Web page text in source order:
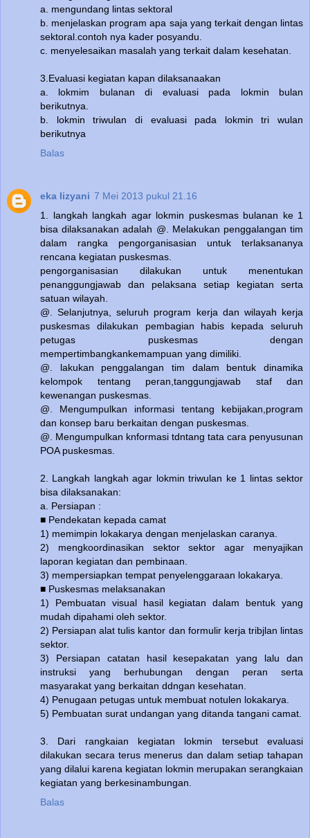
a. mengundang lintas sektoral
b. menjelaskan program apa saja yang terkait dengan lintas
sektoral.contoh nya kader posyandu.
c. menyelesaikan masalah yang terkait dalam kesehatan.
3.Evaluasi kegiatan kapan dilaksanaakan
a. lokmim bulanan di evaluasi pada lokmin bulan
berikutnya.
b. lokmin triwulan di evaluasi pada lokmin tri wulan
berikutnya
Balas
eka lizyani 7 Mei 2013 pukul 21.16
1. langkah langkah agar lokmin puskesmas bulanan ke 1
bisa dilaksanakan adalah @. Melakukan penggalangan tim
dalam rangka pengorganisasian untuk terlaksananya
rencana kegiatan puskesmas.
pengorganisasian dilakukan untuk menentukan
penanggungjawab dan pelaksana setiap kegiatan serta
satuan wilayah.
@. Selanjutnya, seluruh program kerja dan wilayah kerja
puskesmas dilakukan pembagian habis kepada seluruh
petugas puskesmas dengan
mempertimbangkankemampuan yang dimiliki.
@. lakukan penggalangan tim dalam bentuk dinamika
kelompok tentang peran,tanggungjawab staf dan
kewenangan puskesmas.
@. Mengumpulkan informasi tentang kebijakan,program
dan konsep baru berkaitan dengan puskesmas.
@. Mengumpulkan knformasi tdntang tata cara penyusunan
POA puskesmas.
2. Langkah langkah agar lokmin triwulan ke 1 lintas sektor
bisa dilaksanakan:
a. Persiapan :
■ Pendekatan kepada camat
1) memimpin lokakarya dengan menjelaskan caranya.
2) mengkoordinasikan sektor sektor agar menyajikan
laporan kegiatan dan pembinaan.
3) mempersiapkan tempat penyelenggaraan lokakarya.
■ Puskesmas melaksanakan
1) Pembuatan visual hasil kegiatan dalam bentuk yang
mudah dipahami oleh sektor.
2) Persiapan alat tulis kantor dan formulir kerja tribjlan lintas
sektor.
3) Persiapan catatan hasil kesepakatan yang lalu dan
instruksi yang berhubungan dengan peran serta
masyarakat yang berkaitan ddngan kesehatan.
4) Penugaan petugas untuk membuat notulen lokakarya.
5) Pembuatan surat undangan yang ditanda tangani camat.
3. Dari rangkaian kegiatan lokmin tersebut evaluasi
dilakukan secara terus menerus dan dalam setiap tahapan
yang dilalui karena kegiatan lokmin merupakan serangkaian
kegiatan yang berkesinambungan.
Balas